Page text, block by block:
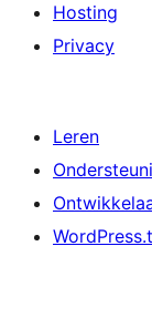
Hosting
Privacy
Leren